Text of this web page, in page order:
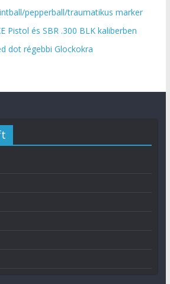
pepperball/traumatikus marker
Pistol és SBR .300 BLK kaliberben
dot régebbi Glockokra